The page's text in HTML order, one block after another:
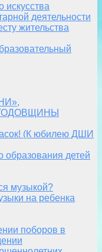
искусства
деятельности
жительства
(К юбилею ДШИ
образования детей
музыкой?
на ребенка
поборов в